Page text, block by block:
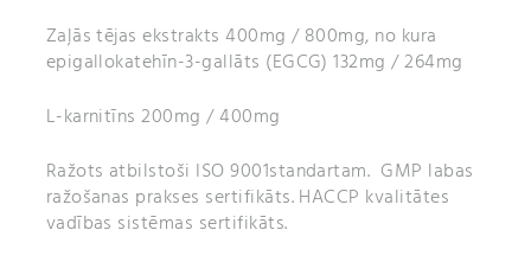
Zaļās tējas ekstrakts 400mg / 800mg, no kura
epigallokatehīn-3-gallāts (EGCG) 132mg / 264mg
L-karnitīns 200mg / 400mg
Ražots atbilstoši ISO 9001standartam. GMP labas
ražošanas prakses sertifikāts. HACCP kvalitātes
vadības sistēmas sertifikāts.